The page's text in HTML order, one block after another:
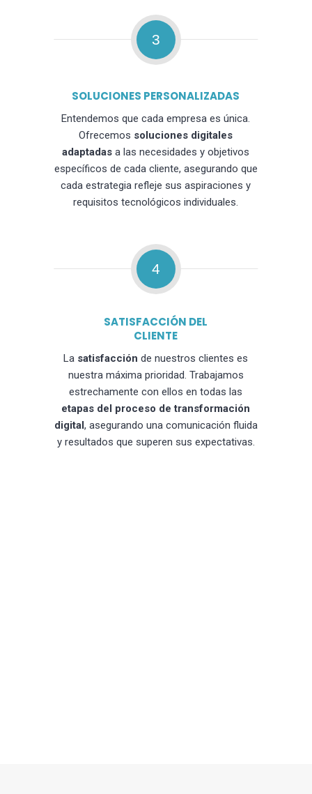
3
SOLUCIONES PERSONALIZADAS
Entendemos que cada empresa es única.
Ofrecemos soluciones digitales
adaptadas a las necesidades y objetivos
específicos de cada cliente, asegurando que
cada estrategia refleje sus aspiraciones y
requisitos tecnológicos individuales.
4
SATISFACCIÓN DEL
CLIENTE
La satisfacción de nuestros clientes es
nuestra máxima prioridad. Trabajamos
estrechamente con ellos en todas las
etapas del proceso de transformación
digital, asegurando una comunicación fluida
y resultados que superen sus expectativas.